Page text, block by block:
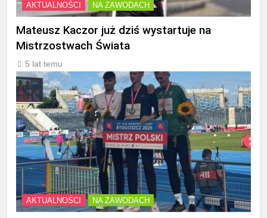
AKTUALNOŚCI NA ZAWODACH
Mateusz Kaczor już dziś wystartuje na
Mistrzostwach Świata
5 lat temu
AKTUALNOŚCI NA ZAWODACH